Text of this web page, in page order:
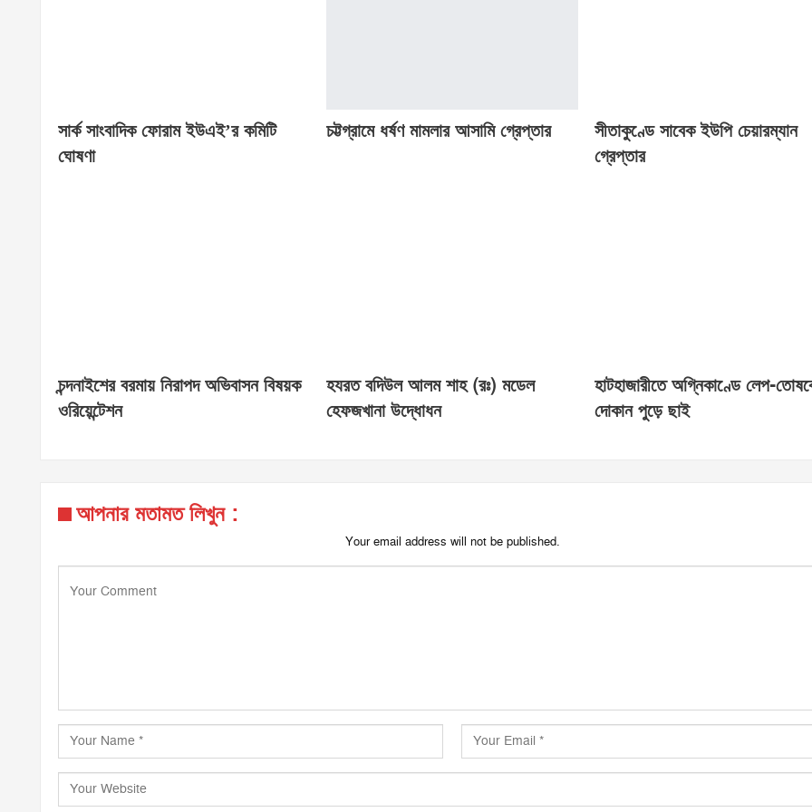
সার্ক সাংবাদিক ফোরাম ইউএই’র কমিটি
ঘোষণা
চট্টগ্রামে ধর্ষণ মামলার আসামি গ্রেপ্তার
সীতাকুণ্ডে সাবেক ইউপি চেয়ারম্যান
গ্রেপ্তার
চন্দনাইশের বরমায় নিরাপদ অভিবাসন বিষয়ক
ওরিয়েন্টেশন
হযরত বদিউল আলম শাহ (রঃ) মডেল
হেফজখানা উদ্ধোধন
হাটহাজারীতে অগ্নিকাণ্ডে লেপ-
দোকান পুড়ে ছাই
আপনার মতামত লিখুন :
Your email address will not be published.